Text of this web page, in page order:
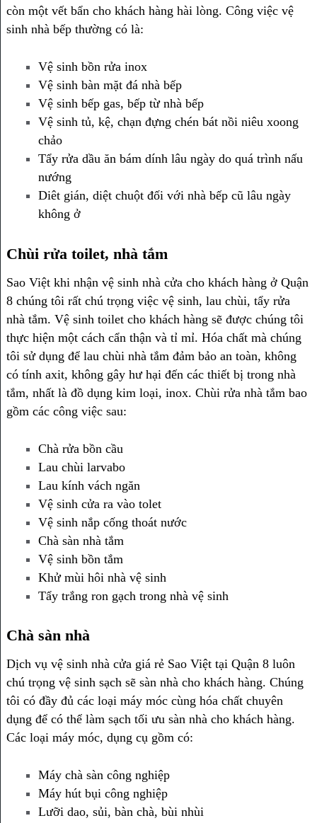
còn một vết bẩn cho khách hàng hài lòng. Công việc vệ
sinh nhà bếp thường có là:
Vệ sinh bồn rửa inox
Vệ sinh bàn mặt đá nhà bếp
Vệ sinh bếp gas, bếp từ nhà bếp
Vệ sinh tủ, kệ, chạn đựng chén bát nồi niêu xoong
chảo
Tẩy rửa dầu ăn bám dính lâu ngày do quá trình nấu
nướng
Diêt gián, diệt chuột đối với nhà bếp cũ lâu ngày
không ở
Chùi rửa toilet, nhà tắm
Sao Việt khi nhận vệ sinh nhà cửa cho khách hàng ở Quận
8 chúng tôi rất chú trọng việc vệ sinh, lau chùi, tẩy rửa
nhà tắm. Vệ sinh toilet cho khách hàng sẽ được chúng tôi
thực hiện một cách cẩn thận và tỉ mỉ. Hóa chất mà chúng
tôi sử dụng để lau chùi nhà tắm đảm bảo an toàn, không
có tính axit, không gây hư hại đến các thiết bị trong nhà
tắm, nhất là đồ dụng kim loại, inox. Chùi rửa nhà tắm bao
gồm các công việc sau:
Chà rửa bồn cầu
Lau chùi larvabo
Lau kính vách ngăn
Vệ sinh cửa ra vào tolet
Vệ sinh nắp cống thoát nước
Chà sàn nhà tắm
Vệ sinh bồn tắm
Khử mùi hôi nhà vệ sinh
Tẩy trắng ron gạch trong nhà vệ sinh
Chà sàn nhà
Dịch vụ vệ sinh nhà cửa giá rẻ Sao Việt tại Quận 8 luôn
chú trọng vệ sinh sạch sẽ sàn nhà cho khách hàng. Chúng
tôi có đầy đủ các loại máy móc cùng hóa chất chuyên
dụng để có thể làm sạch tối ưu sàn nhà cho khách hàng.
Các loại máy móc, dụng cụ gồm có:
Máy chà sàn công nghiệp
Máy hút bụi công nghiệp
Lưỡi dao, sủi, bàn chà, bùi nhùi